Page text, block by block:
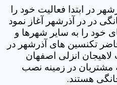
در ابتدا فعالیت خود را
در در آذرشهر آغاز نمود
خود را به سایر شهرها و
تکنسین های آذرشهر در
انزلی اصفهان
در زمینه نصب
هستند.